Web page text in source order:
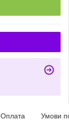
Оплата Умови